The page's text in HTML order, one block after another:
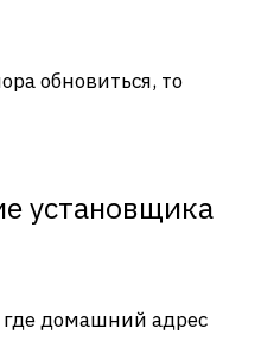
обновиться, то
установщика
где домашний адрес